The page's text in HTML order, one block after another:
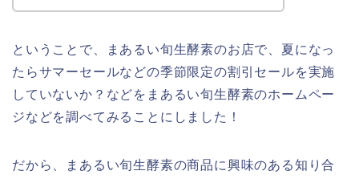
ということで、まあるい旬生酵素のお店で、夏になっ
たらサマーセールなどの季節限定の割引セールを実施
していないか？などをまあるい旬生酵素のホームペー
ジなどを調べてみることにしました！
だから、まあるい旬生酵素の商品に興味のある知り合